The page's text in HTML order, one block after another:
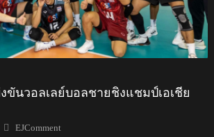
ขันวอลเลย์บอลชายชิงแชมป์เอเชีย
Author
EJComment